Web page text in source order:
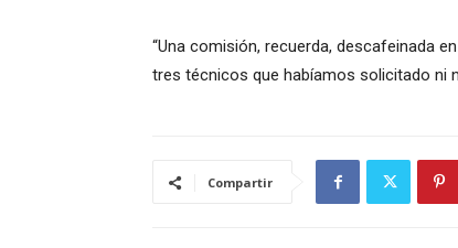
“Una comisión, recuerda, descafeinada
tres técnicos que habíamos solicitado ni
Compartir